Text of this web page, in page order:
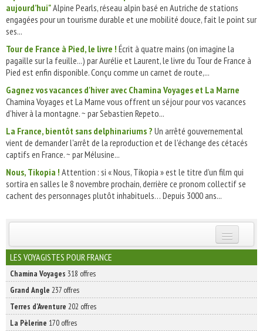
aujourd’hui"Alpine Pearls, réseau alpin basé en Autriche de stations
engagées pour un tourisme durable et une mobilité douce, fait le point sur
ses...
Tour de France à Pied, le livre ! Écrit à quatre mains (on imagine la
pagaille sur la feuille...) par Aurélie et Laurent, le livre du Tour de France à
Pied est enfin disponible. Conçu comme un carnet de route,...
Gagnez vos vacances d'hiver avec Chamina Voyages et La Marne
Chamina Voyages et La Marne vous offrent un séjour pour vos vacances
d'hiver à la montagne. ~ par Sebastien Repeto...
La France, bientôt sans delphinariums ? Un arrêté gouvernemental
vient de demander l'arrêt de la reproduction et de l'échange des cétacés
captifs en France. ~ par Mélusine...
Nous, Tikopia ! Attention : si « Nous, Tikopia » est le titre d’un film qui
sortira en salles le 8 novembre prochain, derrière ce pronom collectif se
cachent des personnages plutôt inhabituels… Depuis 3000 ans...
INSCRIVEZ-VOUS | ABONNEZ-VOUS
LES VOYAGISTES POUR FRANCE
Chamina Voyages 318 offres
Grand Angle 237 offres
Terres d'Aventure 202 offres
La Pèlerine 170 offres